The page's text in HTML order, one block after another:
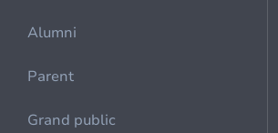
Alumni
Parent
Grand public